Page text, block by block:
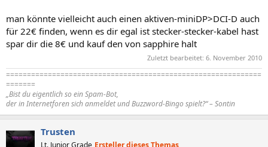
man könnte vielleicht auch einen aktiven-miniDP>DCI-D auch
für 22€ finden, wenn es dir egal ist stecker-stecker-kabel hast
spar dir die 8€ und kauf den von sapphire halt
Zuletzt bearbeitet: 6. November 2010
=============================================================
=======
„Bist du eigentlich so ein Spam-Bot,
der in Internetforen sich anmeldet und Buzzword-Bingo spielt?“ – Sontin
Trusten
Lt. Junior Grade Ersteller dieses Themas